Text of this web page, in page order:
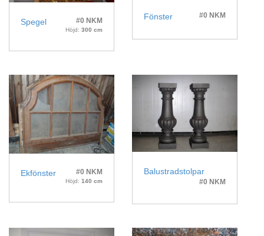
Spegel #0 NKM
Höjd: 300 cm
Fönster #0 NKM
Ekfönster #0 NKM
Höjd: 140 cm
Balustradstolpar
#0 NKM